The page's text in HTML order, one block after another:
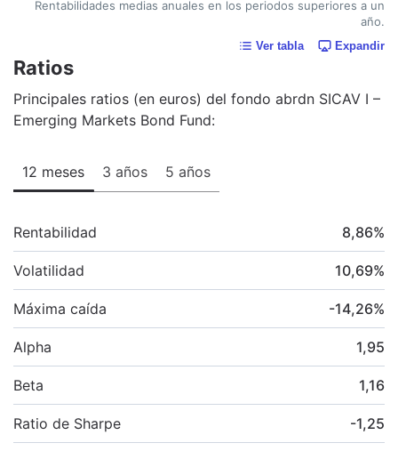
Rentabilidades medias anuales en los periodos superiores a un
año.
Ver tabla Expandir
Ratios
Principales ratios (en euros) del fondo abrdn SICAV I –
Emerging Markets Bond Fund:
12 meses 3 años 5 años
Rentabilidad 8,86%
Volatilidad 10,69%
Máxima caída -14,26%
Alpha 1,95
Beta 1,16
Ratio de Sharpe -1,25